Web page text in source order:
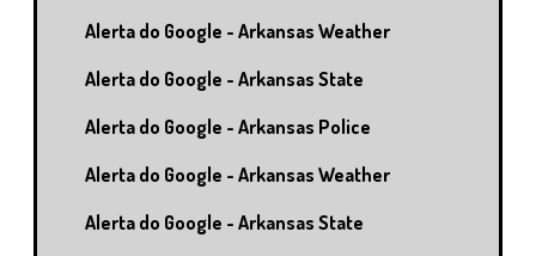
Alerta do Google - Arkansas Weather
Alerta do Google - Arkansas State
Alerta do Google - Arkansas Police
Alerta do Google - Arkansas Weather
Alerta do Google - Arkansas State